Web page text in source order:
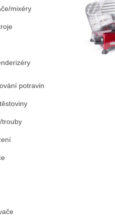
mixéry
potravin
trouby